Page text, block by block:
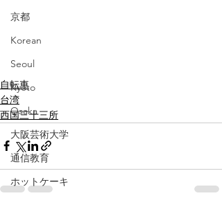
京都
Korean
Seoul
Kyoto
Osaka
大阪芸術大学
通信教育
ホットケーキ
自転車
台湾
西国三十三所